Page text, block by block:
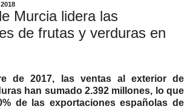
Murcia lidera las
de frutas y verduras en
de 2017, las ventas al exterior de
han sumado 2.392 millones, lo que
de las exportaciones españolas de